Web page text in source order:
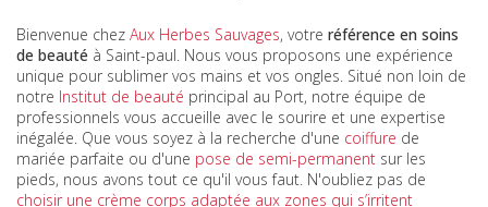
Bienvenue chez Aux Herbes Sauvages, votre référence en soins
de beauté à Saint-paul. Nous vous proposons une expérience
unique pour sublimer vos mains et vos ongles. Situé non loin de
notre Institut de beauté principal au Port, notre équipe de
professionnels vous accueille avec le sourire et une expertise
inégalée. Que vous soyez à la recherche d'une coiffure de
mariée parfaite ou d'une pose de semi-permanent sur les
pieds, nous avons tout ce qu'il vous faut. N'oubliez pas de
choisir une crème corps adaptée aux zones qui s’irritent